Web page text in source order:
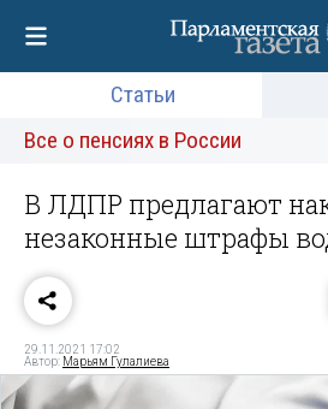
Статьи
Все о пенсиях в России
В ЛДПР предлагают
незаконные штрафы
29.11.2021 17:02
Автор: Марьям Гулалиева